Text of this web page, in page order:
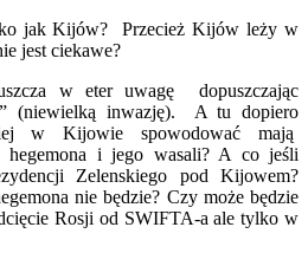
jak Kijów? Przecież Kijów leży w
jest ciekawe?
w eter uwagę dopuszczając
” (niewielką inwazję). A tu dopiero
w Kijowie spowodować mają
hegemona i jego wasali? A co jeśli
Zelenskiego pod Kijowem?
nie będzie? Czy może będzie
Rosji od SWIFTA-a ale tylko w